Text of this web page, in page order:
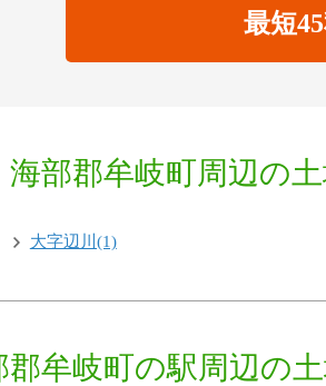
海部郡牟岐町周辺の
大字辺川(1)
郡牟岐町の駅周辺の